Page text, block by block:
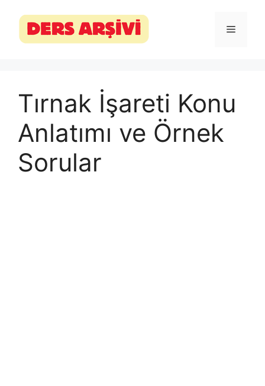
Menü
Tırnak İşareti Konu
Anlatımı ve Örnek
Sorular